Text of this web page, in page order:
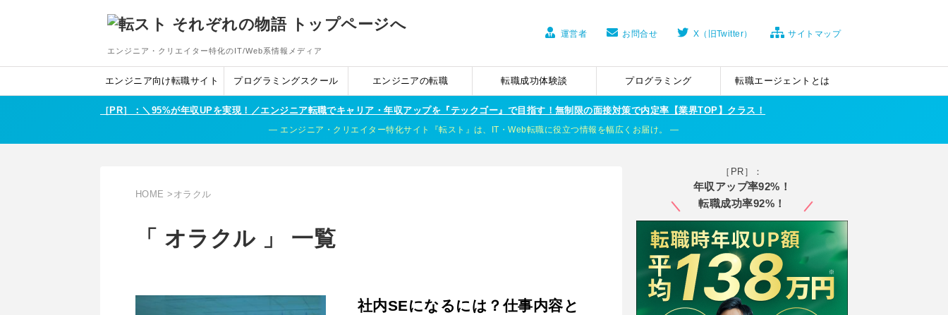
エンジニア・クリエイター特化のIT/Web系情報メディア
運営者 お問合せ X（旧Twitter） サイトマップ
エンジニア向け転職サイト プログラミングスクール エンジニアの転職 転職成功体験談 プログラミング 転職エージェントとは
［PR］：＼95%が年収UPを実現！／エンジニア転職でキャリア・年収アップを『テックゴー』で目指す！無制限の面接対策で内定率【業界TOP】クラス！
エンジニア・クリエイター特化サイト『転スト』は、IT・Web転職に役立つ情報を幅広くお届け。
HOME > オラクル
「 オラクル 」 一覧
社内SEになるには？仕事内容と
［PR］：
年収アップ率92%！
転職成功率92%！